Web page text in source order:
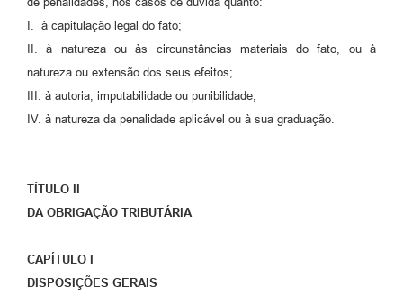
I. à capitulação legal do fato;
II. à natureza ou às circunstâncias materiais do fato, ou à
natureza ou extensão dos seus efeitos;
III. à autoria, imputabilidade ou punibilidade;
IV. à natureza da penalidade aplicável ou à sua graduação.
TÍTULO II
DA OBRIGAÇÃO TRIBUTÁRIA
CAPÍTULO I
DISPOSIÇÕES GERAIS